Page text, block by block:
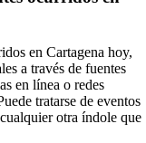
en Cartagena hoy,
a través de fuentes
en línea o redes
tratarse de eventos
otra índole que